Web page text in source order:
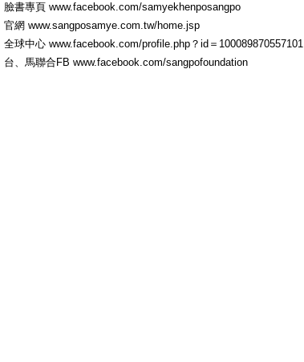
臉書專頁 www.facebook.com/samyekhenposangpo
官網 www.sangposamye.com.tw/home.jsp
全球中心 www.facebook.com/profile.php？id＝100089870557101
台、馬聯合FB www.facebook.com/sangpofoundation